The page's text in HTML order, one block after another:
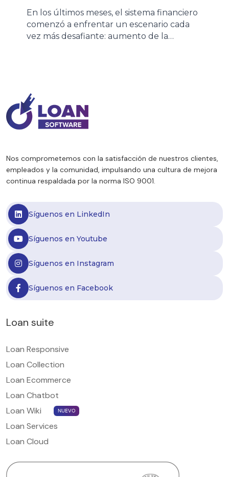
En los últimos meses, el sistema financiero
comenzó a enfrentar un escenario cada
vez más desafiante: aumento de la
planes de financiación y extensión de
cuotas para acompañar esta realidad. Sin
embargo, este contexto no […]
Nos comprometemos con la satisfacción de nuestros clientes,
empleados y la comunidad, impulsando una cultura de mejora
continua respaldada por la norma ISO 9001.
Síguenos en LinkedIn
Síguenos en Youtube
Síguenos en Instagram
Síguenos en Facebook
Loan suite
Loan Responsive
Loan Collection
Loan Ecommerce
Loan Chatbot
Loan Wiki
NUEVO
Loan Services
Loan Cloud